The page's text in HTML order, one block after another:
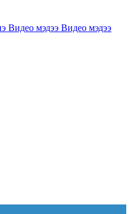
Видео мэдээ Видео мэдээ